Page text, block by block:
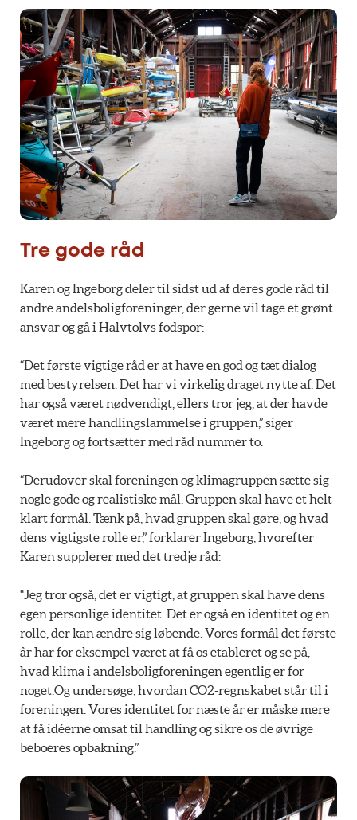
Tre gode råd
Karen og Ingeborg deler til sidst ud af deres gode råd til
andre andelsboligforeninger, der gerne vil tage et grønt
ansvar og gå i Halvtolvs fodspor:
“Det første vigtige råd er at have en god og tæt dialog
med bestyrelsen. Det har vi virkelig draget nytte af. Det
har også været nødvendigt, ellers tror jeg, at der havde
været mere handlingslammelse i gruppen,” siger
Ingeborg og fortsætter med råd nummer to:
“Derudover skal foreningen og klimagruppen sætte sig
nogle gode og realistiske mål. Gruppen skal have et helt
klart formål. Tænk på, hvad gruppen skal gøre, og hvad
dens vigtigste rolle er,” forklarer Ingeborg, hvorefter
Karen supplerer med det tredje råd:
“Jeg tror også, det er vigtigt, at gruppen skal have dens
egen personlige identitet. Det er også en identitet og en
rolle, der kan ændre sig løbende. Vores formål det første
år har for eksempel været at få os etableret og se på,
hvad klima i andelsboligforeningen egentlig er for
noget.Og undersøge, hvordan CO2-regnskabet står til i
foreningen. Vores identitet for næste år er måske mere
at få idéerne omsat til handling og sikre os de øvrige
beboeres opbakning.”